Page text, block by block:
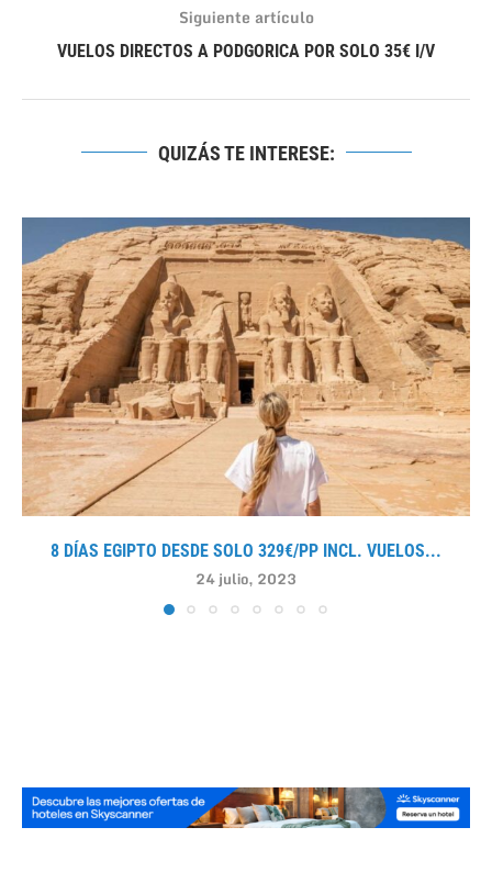
Siguiente artículo
VUELOS DIRECTOS A PODGORICA POR SOLO 35€ I/V
QUIZÁS TE INTERESE:
8 DÍAS EGIPTO DESDE SOLO 329€/PP INCL. VUELOS...
24 julio, 2023